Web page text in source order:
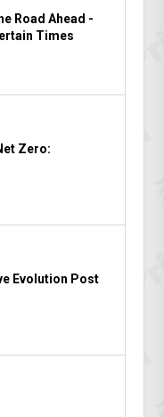
Road Ahead -
Times
Zero:
Evolution Post